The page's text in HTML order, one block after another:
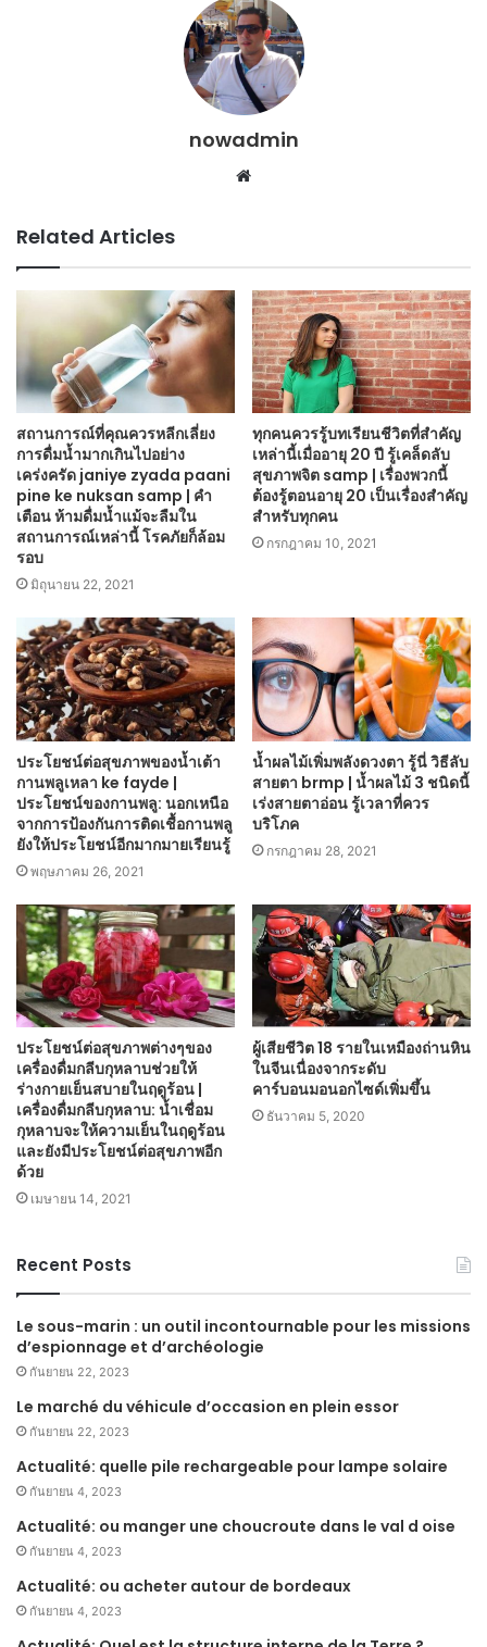
nowadmin
Website
Related Articles
สถานการณ์ที่คุณควรหลีกเลี่ยง
การดื่มน้ำมากเกินไปอย่าง
เคร่งครัด janiye zyada paani
pine ke nuksan samp | คำ
เตือน ห้ามดื่มน้ำแม้จะลืมใน
สถานการณ์เหล่านี้ โรคภัยก็ล้อม
รอบ
มิถุนายน 22, 2021
ทุกคนควรรู้บทเรียนชีวิตที่สำคัญ
เหล่านี้เมื่ออายุ 20 ปี รู้เคล็ดลับ
สุขภาพจิต samp | เรื่องพวกนี้
ต้องรู้ตอนอายุ 20 เป็นเรื่องสำคัญ
สำหรับทุกคน
กรกฎาคม 10, 2021
ประโยชน์ต่อสุขภาพของน้ำเต้า
กานพลูเหลา ke fayde |
ประโยชน์ของกานพลู: นอกเหนือ
จากการป้องกันการติดเชื้อกานพลู
ยังให้ประโยชน์อีกมากมายเรียนรู้
พฤษภาคม 26, 2021
น้ำผลไม้เพิ่มพลังดวงตา รู้นี่ วิธีลับ
สายตา brmp | น้ำผลไม้ 3 ชนิดนี้
เร่งสายตาอ่อน รู้เวลาที่ควร
บริโภค
กรกฎาคม 28, 2021
ประโยชน์ต่อสุขภาพต่างๆของ
เครื่องดื่มกลีบกุหลาบช่วยให้
ร่างกายเย็นสบายในฤดูร้อน |
เครื่องดื่มกลีบกุหลาบ: น้ำเชื่อม
กุหลาบจะให้ความเย็นในฤดูร้อน
และยังมีประโยชน์ต่อสุขภาพอีก
ด้วย
เมษายน 14, 2021
ผู้เสียชีวิต 18 รายในเหมืองถ่านหิน
ในจีนเนื่องจากระดับ
คาร์บอนมอนอกไซด์เพิ่มขึ้น
ธันวาคม 5, 2020
Recent Posts
Le sous-marin : un outil incontournable pour les missions
d’espionnage et d’archéologie
กันยายน 22, 2023
Le marché du véhicule d’occasion en plein essor
กันยายน 22, 2023
Actualité: quelle pile rechargeable pour lampe solaire
กันยายน 4, 2023
Actualité: ou manger une choucroute dans le val d oise
กันยายน 4, 2023
Actualité: ou acheter autour de bordeaux
กันยายน 4, 2023